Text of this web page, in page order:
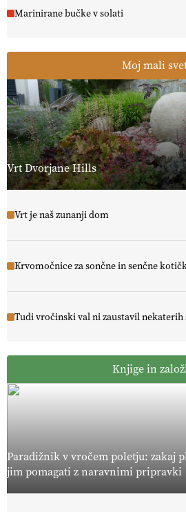
Marinirane bučke v solati
Moj mali
Vrt Dvorjane Hills
Vrt je naš zunanji dom
Krvomočnice za sončne in senčne
Tudi vročinski val ni zaustavil
Knjige in
Paradižnik v vročem poletju: zakaj
jim pomagati z naravnimi pripravki